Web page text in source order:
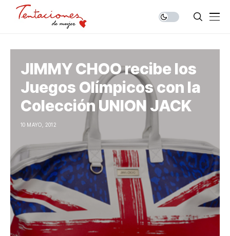
JIMMY CHOO recibe los
Juegos Olímpicos con la
Colección UNION JACK
10 MAYO, 2012